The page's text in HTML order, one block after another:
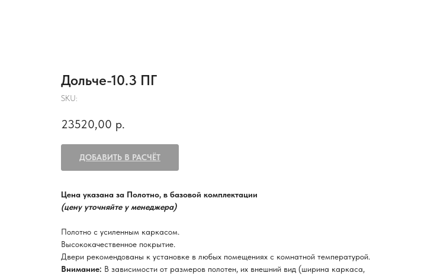
Дольче-10.3 ПГ
SKU:
23520,00 р.
ДОБАВИТЬ В РАСЧЁТ
Цена указана за Полотно, в базовой комплектации
(цену уточняйте у менеджера)
Полотно с усиленным каркасом.
Высококачественное покрытие.
Двери рекомендованы к установке в любых помещениях с комнатной температурой.
Внимание: В зависимости от размеров полотен, их внешний вид (ширина каркаса,